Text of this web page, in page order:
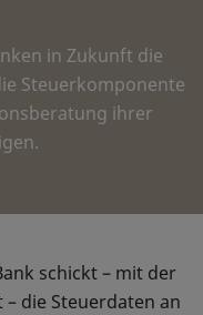
in Zukunft die
Steuerkomponente
ihrer
schickt – mit der
die Steuerdaten an